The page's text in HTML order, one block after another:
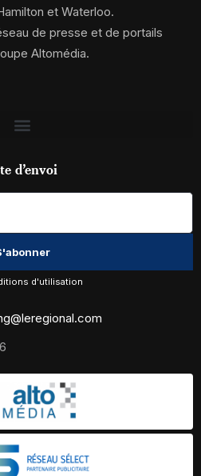
et Waterloo.
de presse et de portails
Altomédia.
d’envoi
d'utilisation